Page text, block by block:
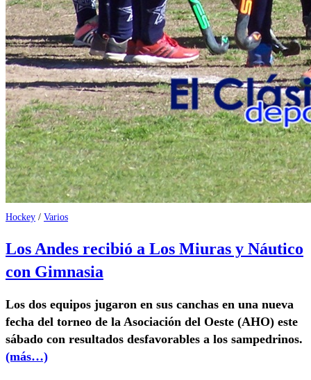
Hockey / Varios
Los Andes recibió a Los Miuras y Náutico
con Gimnasia
Los dos equipos jugaron en sus canchas en una nueva
fecha del torneo de la Asociación del Oeste (AHO) este
sábado con resultados desfavorables a los sampedrinos.
(más…)